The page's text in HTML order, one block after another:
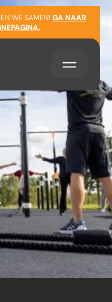
WE SAMEN! GA NAAR